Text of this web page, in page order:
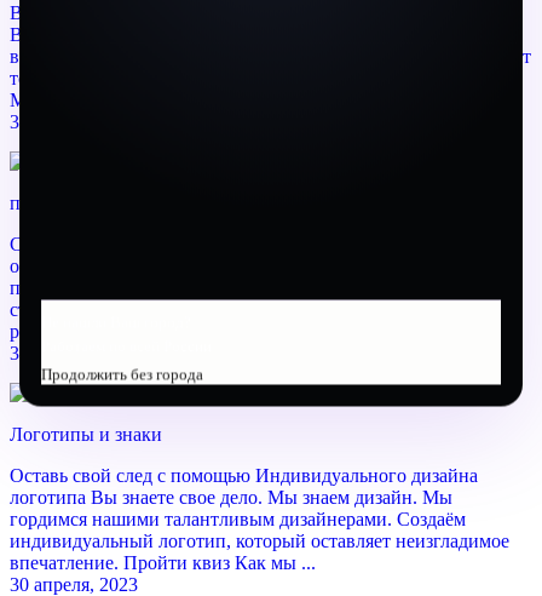
Великолепный дизайн упаковки для вашего продукта
Великолепная упаковка сделает ваш продукт популярным. И
выделит товар на полке в магазине. Наши дизайнеры создадут
то, что понравится не только вам, но и вашим покупателям!
Мы изучаем описание вашей упаковки ...
30 апреля, 2023
повысить узнаваемость бренда
Стратегия<br /> Творческий процесс начинается с
обсуждения, которое помогает нам понять компанию и её
потребности, а также определить проблемы, с которыми она
сталкивается, что позволяет предложить жизнеспособные
решения ...
30 апреля, 2023
Логотипы и знаки
Оставь свой след с помощью Индивидуального дизайна
логотипа Вы знаете свое дело. Мы знаем дизайн. Мы
гордимся нашими талантливым дизайнерами. Создаём
индивидуальный логотип, который оставляет неизгладимое
впечатление. Пройти квиз Как мы ...
30 апреля, 2023
Продолжить без города